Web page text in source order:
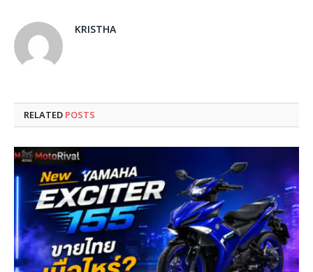
KRISTHA
RELATED POSTS